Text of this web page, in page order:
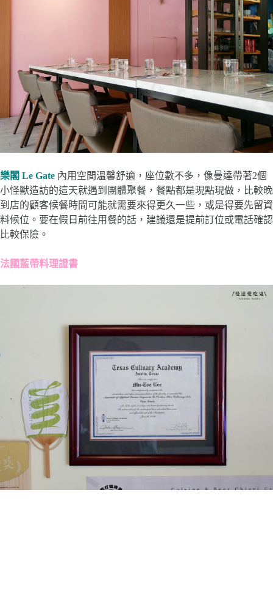
樂閣 Le Gate 內用空間溫馨舒適，座位數不多，像曼達帶著2個
小怪獸造訪的這天就遇到團體聚餐，餐點都是現點現做，比較晚
到店的顧客候餐時間可能就需要來得更久一些，或是得要先留資
料候位。要在假日前往用餐的話，建議還是提前訂位或電話確認
比較保險。
法國藍帶料理證書